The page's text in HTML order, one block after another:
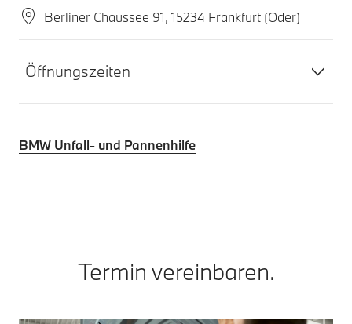
Berliner Chaussee 91, 15234 Frankfurt (Oder)
Öffnungszeiten
BMW Unfall- und Pannenhilfe
Termin vereinbaren.